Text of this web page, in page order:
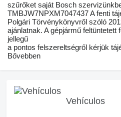
szűrőket saját Bosch
TMBJW7NPXM7047437 A fenti
Polgári Törvénykönyvről szóló
ajánlatnak. A gépjármű feltüntetett
jellegű
a pontos felszereltségről kérjük
Bővebben
Vehículos